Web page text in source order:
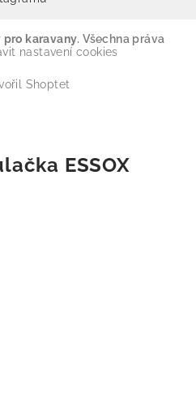
pro karavany. Všechna práva
nastavení cookies
Shoptet
ESSOX